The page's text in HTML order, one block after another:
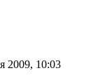
2009, 10:03